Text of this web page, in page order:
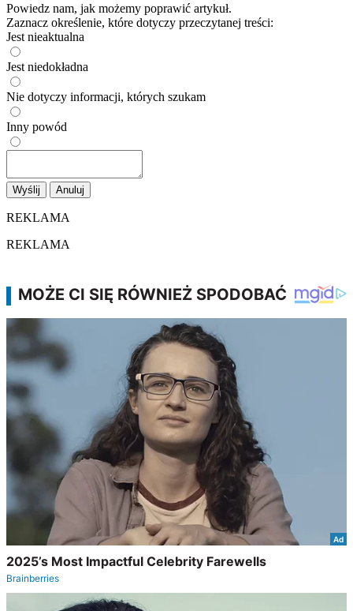
Powiedz nam, jak możemy poprawić artykuł.
Zaznacz określenie, które dotyczy przeczytanej treści:
Jest nieaktualna
Jest niedokładna
Nie dotyczy informacji, których szukam
Inny powód
Wyślij Anuluj
REKLAMA
REKLAMA